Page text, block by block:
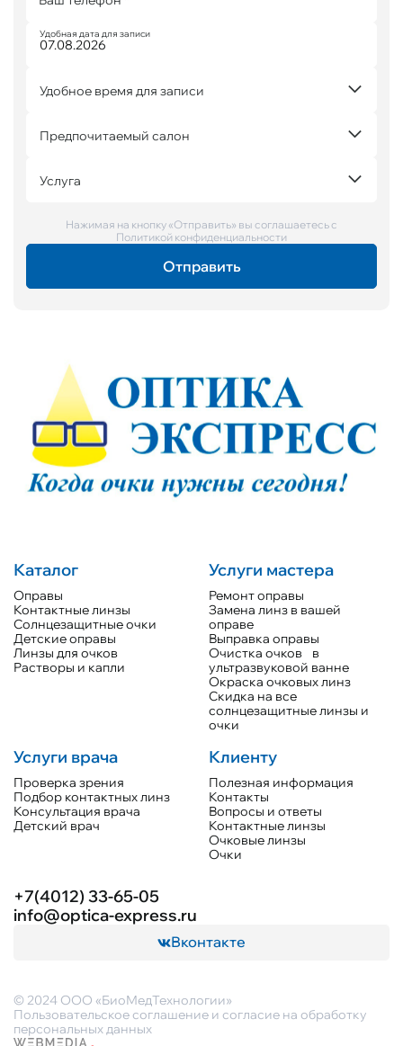
Удобная дата для записи
Удобное время для записи
Предпочитаемый салон
Услуга
Нажимая на кнопку «Отправить» вы соглашаетесь с
Политикой конфиденциальности
Каталог
Оправы
Контактные линзы
Солнцезащитные очки
Детские оправы
Линзы для очков
Растворы и капли
Услуги мастера
Ремонт оправы
Замена линз в вашей
оправе
Выправка оправы
Очистка очков в
ультразвуковой ванне
Окраска очковых линз
Скидка на все
солнцезащитные линзы и
очки
Услуги врача
Проверка зрения
Подбор контактных линз
Консультация врача
Детский врач
Клиенту
Полезная информация
Контакты
Вопросы и ответы
Контактные линзы
Очковые линзы
Очки
+7(4012) 33-65-05
info@optica-express.ru
Вконтакте
© 2024 ООО «БиоМедТехнологии»
Пользовательское соглашение и согласие на обработку
персональных данных